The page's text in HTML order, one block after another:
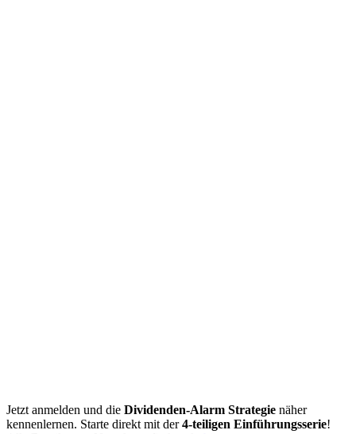
Jetzt anmelden und die Dividenden-Alarm Strategie näher
kennenlernen. Starte direkt mit der4-teiligen Einführungsserie!